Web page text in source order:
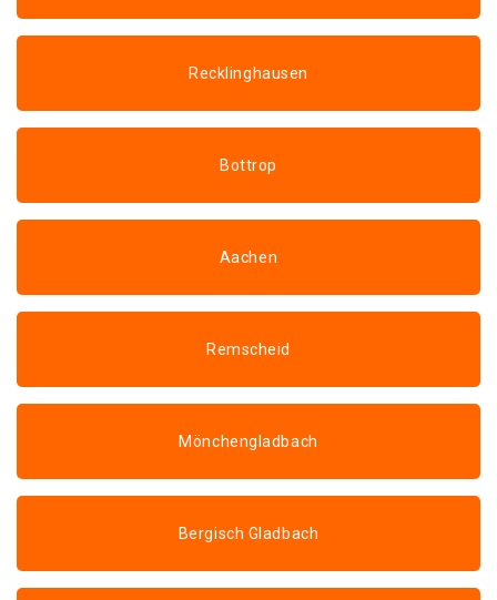
Recklinghausen
Bottrop
Aachen
Remscheid
Mönchengladbach
Bergisch Gladbach